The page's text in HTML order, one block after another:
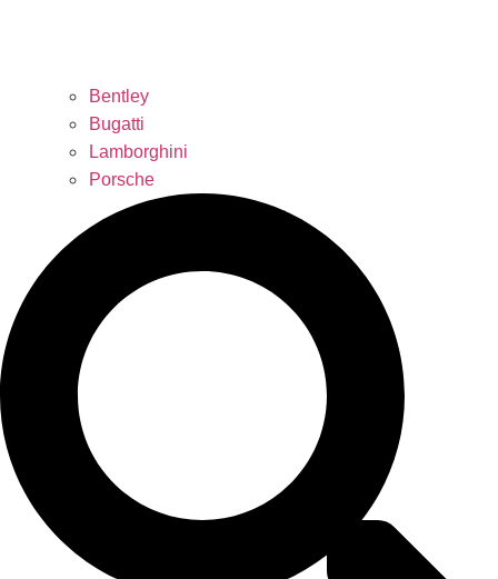
Bentley
Bugatti
Lamborghini
Porsche